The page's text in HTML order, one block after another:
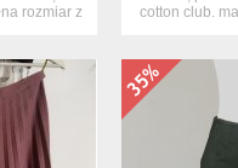
rozmiar z
cotton club.